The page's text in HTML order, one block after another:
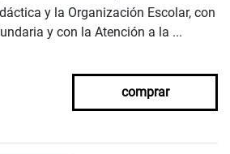
y la Organización Escolar, con
y con la Atención a la ...
comprar